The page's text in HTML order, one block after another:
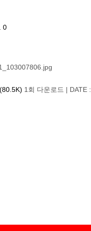
0
(80.5K) 1회 다운로드 | DATE :